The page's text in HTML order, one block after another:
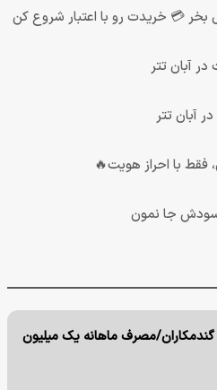
💳 خریدت رو با اعتبار شروع کن
سودش جا نمون
مصرف ماهانه یک میلیون